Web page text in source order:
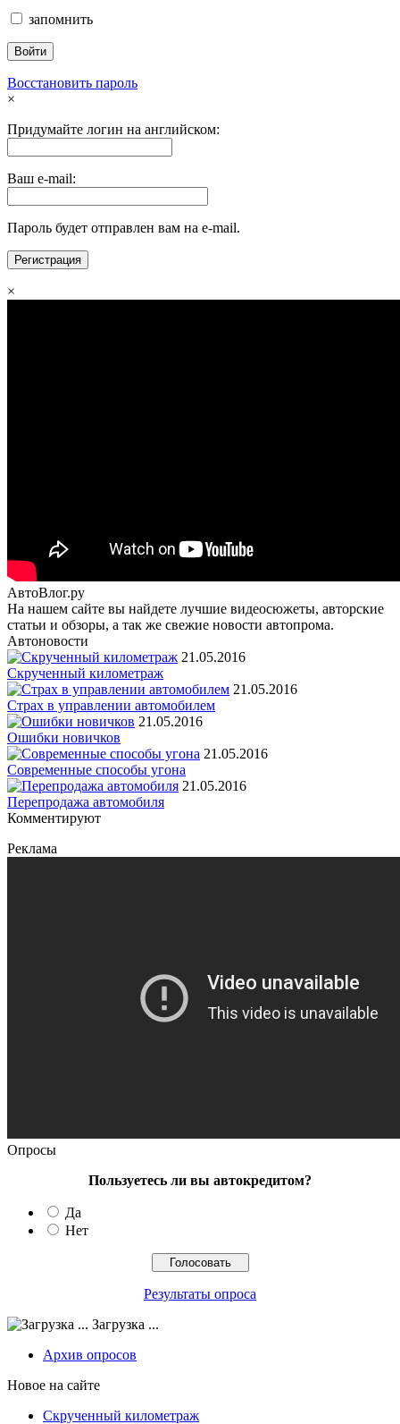
запомнить
Восстановить пароль
×
Придумайте логин на английском:
Ваш e-mail:
Пароль будет отправлен вам на e-mail.
×
АвтоВлог.ру
На нашем сайте вы найдете лучшие видеосюжеты, авторские
статьи и обзоры, а так же свежие новости автопрома.
Автоновости
21.05.2016
Скрученный километраж
21.05.2016
Страх в управлении автомобилем
21.05.2016
Ошибки новичков
21.05.2016
Современные способы угона
21.05.2016
Перепродажа автомобиля
Комментируют
Реклама
Опросы
Пользуетесь ли вы автокредитом?
Да
Нет
Результаты опроса
Загрузка ...
Архив опросов
Новое на сайте
Скрученный километраж